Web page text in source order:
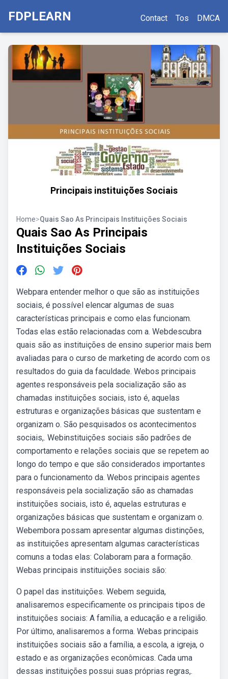
FDPLEARN Contact Tos DMCA
Principais instituições Sociais
Home>Quais Sao As Principais Instituições Sociais
Quais Sao As Principais
Instituições Sociais
Webpara entender melhor o que são as instituições
sociais, é possível elencar algumas de suas
características principais e como elas funcionam.
Todas elas estão relacionadas com a. Webdescubra
quais são as instituições de ensino superior mais bem
avaliadas para o curso de marketing de acordo com os
resultados do guia da faculdade. Webos principais
agentes responsáveis pela socialização são as
chamadas instituições sociais, isto é, aquelas
estruturas e organizações básicas que sustentam e
organizam o. São pesquisados os acontecimentos
sociais,. Webinstituições sociais são padrões de
comportamento e relações sociais que se repetem ao
longo do tempo e que são considerados importantes
para o funcionamento da. Webos principais agentes
responsáveis pela socialização são as chamadas
instituições sociais, isto é, aquelas estruturas e
organizações básicas que sustentam e organizam o.
Webembora possam apresentar algumas distinções,
as instituições apresentam algumas características
comuns a todas elas: Colaboram para a formação.
Webas principais instituições sociais são:
O papel das instituições. Webem seguida,
analisaremos especificamente os principais tipos de
instituições sociais: A família, a educação e a religião.
Por último, analisaremos a forma. Webas principais
instituições sociais são a família, a escola, a igreja, o
estado e as organizações econômicas. Cada uma
dessas instituições possui suas próprias regras,.